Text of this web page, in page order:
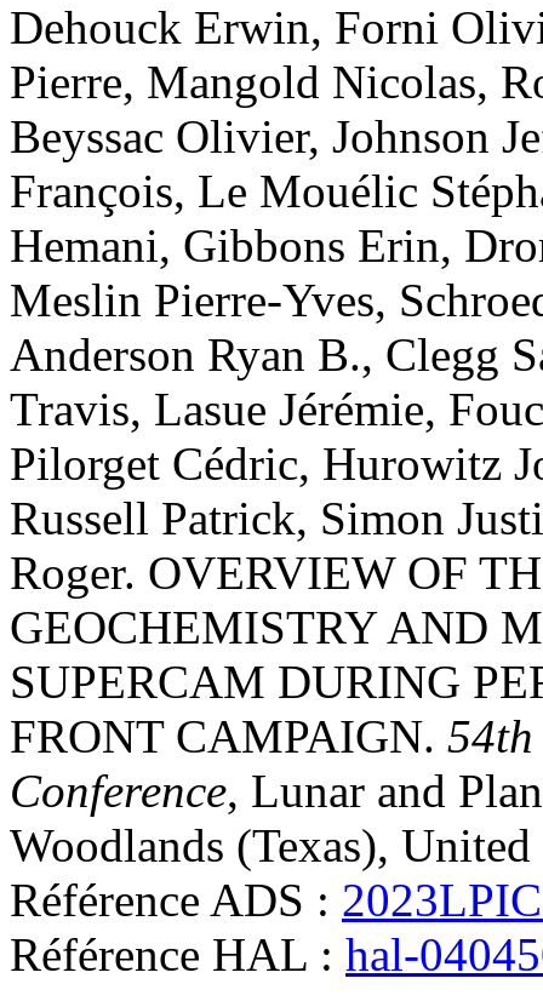
Dehouck Erwin, Forni
Pierre, Mangold Nicolas,
Beyssac Olivier, Johnson
François, Le Mouélic
Hemani, Gibbons Erin,
Meslin Pierre-Yves,
Anderson Ryan B., Clegg
Travis, Lasue Jérémie,
Pilorget Cédric, Hurowitz
Russell Patrick, Simon
Roger. OVERVIEW OF
GEOCHEMISTRY AND
SUPERCAM DURING
FRONT CAMPAIGN.
Conference, Lunar and
Woodlands (Texas),
Référence ADS :
Référence HAL : hal-